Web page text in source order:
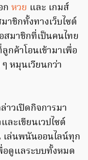
ก หวย และ เกมส์
ชิกทั้งทางเว็บไซต์
มาชิกที่เป็นคนไทย
ค้าโอนเข้ามาเพื่อ
หมุนเวียนกว่า
าวเปิดกิจการมา
ะเขียนเวปไซต์
เล่นพนันออนไลน์ทุก
อดูแลระบบทั้งหมด